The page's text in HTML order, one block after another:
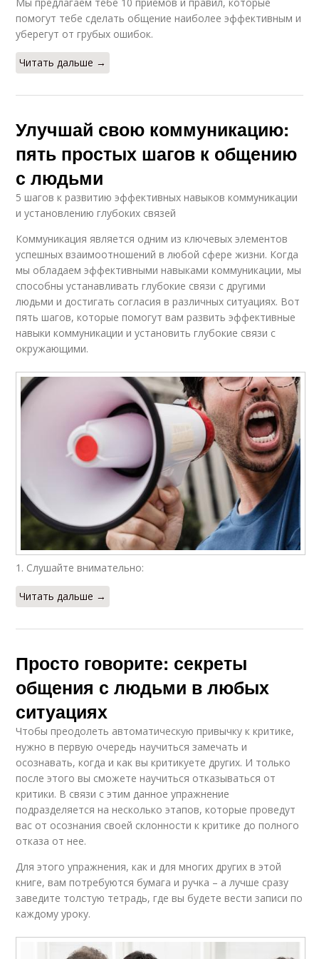
Мы предлагаем тебе 10 приемов и правил, которые
помогут тебе сделать общение наиболее эффективным и
уберегут от грубых ошибок.
Читать дальше →
Улучшай свою коммуникацию:
пять простых шагов к общению
с людьми
5 шагов к развитию эффективных навыков коммуникации
и установлению глубоких связей
Коммуникация является одним из ключевых элементов
успешных взаимоотношений в любой сфере жизни. Когда
мы обладаем эффективными навыками коммуникации, мы
способны устанавливать глубокие связи с другими
людьми и достигать согласия в различных ситуациях. Вот
пять шагов, которые помогут вам развить эффективные
навыки коммуникации и установить глубокие связи с
окружающими.
1. Слушайте внимательно:
Читать дальше →
Просто говорите: секреты
общения с людьми в любых
ситуациях
Чтобы преодолеть автоматическую привычку к критике,
нужно в первую очередь научиться замечать и
осознавать, когда и как вы критикуете других. И только
после этого вы сможете научиться отказываться от
критики. В связи с этим данное упражнение
подразделяется на несколько этапов, которые проведут
вас от осознания своей склонности к критике до полного
отказа от нее.
Для этого упражнения, как и для многих других в этой
книге, вам потребуются бумага и ручка – а лучше сразу
заведите толстую тетрадь, где вы будете вести записи по
каждому уроку.